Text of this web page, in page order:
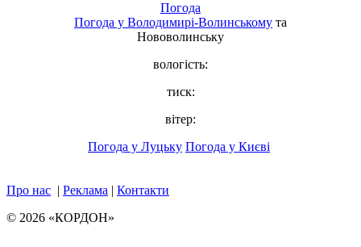
Погода
Погода у Володимирі-Волинському та
Нововолинську
вологість:
тиск:
вітер:
Погода у Луцьку Погода у Києві
Про нас | Реклама | Контакти
© 2026 «КОРДОН»